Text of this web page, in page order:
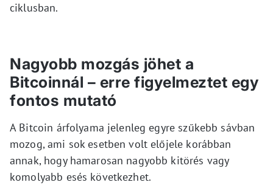
ciklusban.
Nagyobb mozgás jöhet a
Bitcoinnál – erre figyelmeztet egy
fontos mutató
A Bitcoin árfolyama jelenleg egyre szűkebb sávban
mozog, ami sok esetben volt előjele korábban
annak, hogy hamarosan nagyobb kitörés vagy
komolyabb esés következhet.